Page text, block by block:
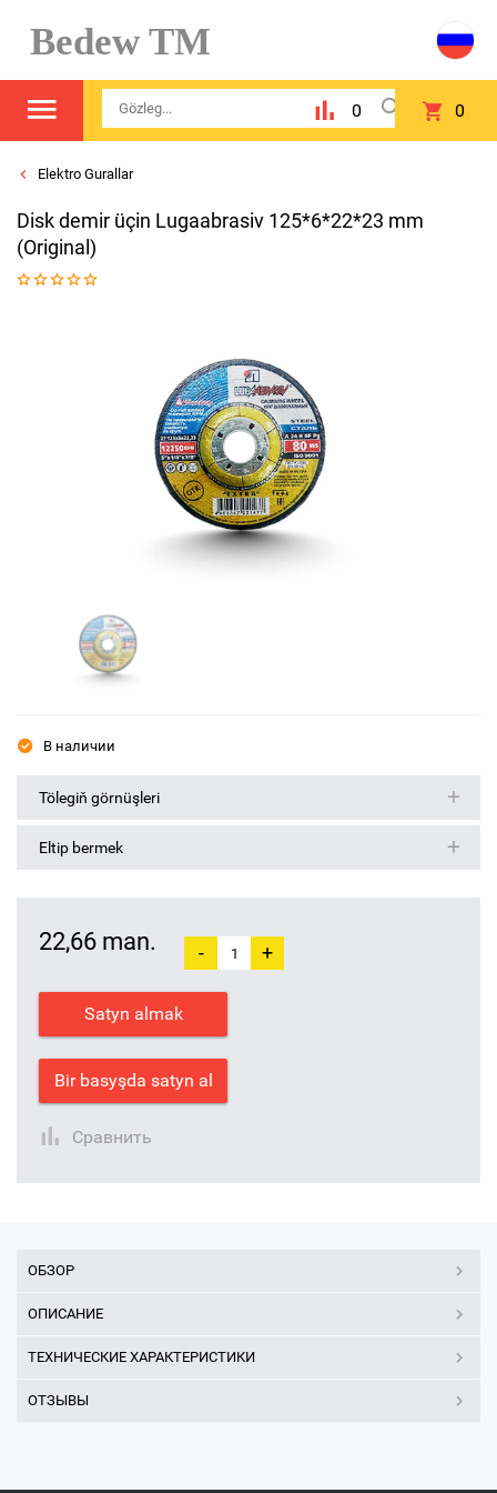
Bedew TM
0 0
Elektro Gurallar
Disk demir üçin Lugaabrasiv 125*6*22*23 mm
(Original)
В наличии
Tölegiň görnüşleri
Eltip bermek
22,66 man. - +
Satyn almak
Bir basyşda satyn al
Сравнить
ОБЗОР
ОПИСАНИЕ
ТЕХНИЧЕСКИЕ ХАРАКТЕРИСТИКИ
ОТЗЫВЫ